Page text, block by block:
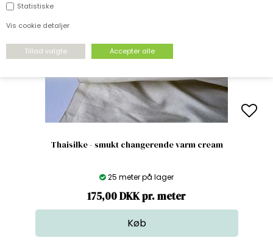
Statistiske
Vis cookie detaljer
Thaisilke - smukt changerende varm cream
25 meter på lager
175,00 DKK pr. meter